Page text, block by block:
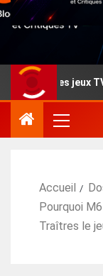
jeux TV de W9
Accueil
Pourquoi
Traîtres le